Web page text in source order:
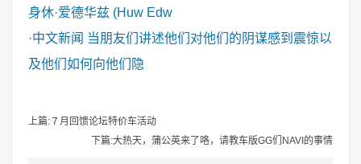
身休·爱德华兹 (Huw Edw
·中文新闻 当朋友们讲述他们对他们的阴谋感到震惊以
及他们如何向他们隐
上篇:７月回馈论坛特价车活动
下篇:大热天，蒲公英来了咯，请教车版GG们NAVI的事情